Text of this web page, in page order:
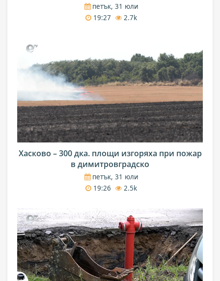
петък, 31 юли
19:27
2.7k
Хасково – 300 дка. площи изгоряха при пожар
в димитровградско
петък, 31 юли
19:26
2.5k